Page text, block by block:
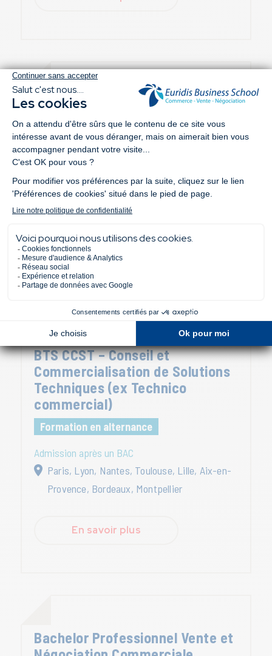
BTS CI – Commerce
International
Formation en alternance
Admission après un BAC
Paris, Lyon, Nantes, Toulouse, Lille, Aix-en-
Provence, Bordeaux, Montpellier
En savoir plus
BTS CCST – Conseil et
Commercialisation de Solutions
Techniques (ex Technico
commercial)
Formation en alternance
Admission après un BAC
Paris, Lyon, Nantes, Toulouse, Lille, Aix-en-
Provence, Bordeaux, Montpellier
En savoir plus
Bachelor Professionnel Vente et